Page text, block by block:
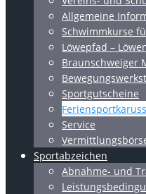
Allgemeine
Schwimmkurse
Löwepfad –
Braunschweiger
Sportgutscheine
Service
Sportabzeichen
Abnahme- und